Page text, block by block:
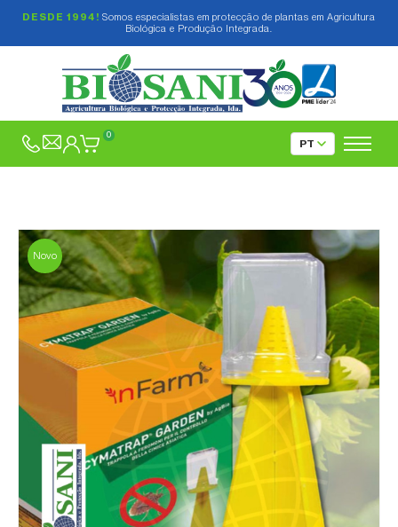
DESDE 1994! Somos especialistas em protecção de plantas em Agricultura
Biológica e Produção Integrada.
0
Novo